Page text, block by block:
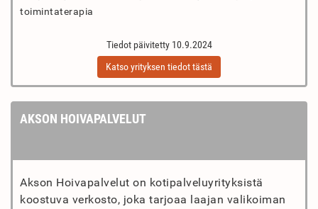
toimintaterapia
Tiedot päivitetty 10.9.2024
Katso yrityksen tiedot tästä
AKSON HOIVAPALVELUT
Akson Hoivapalvelut on kotipalveluyrityksistä
koostuva verkosto, joka tarjoaa laajan valikoiman